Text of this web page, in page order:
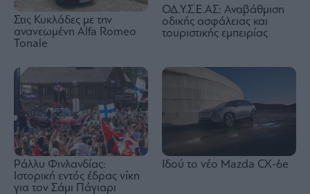
Στις Κυκλάδες με την
ανανεωμένη Alfa Romeo
Tonale
ΟΔ.Υ.Σ.Ε.ΑΣ: Αναβάθμιση
οδικής ασφάλειας και
τουριστικής εμπειρίας
Ράλλυ Φινλανδίας:
Ιστορική εντός έδρας νίκη
για τον Σάμι Πάγιαρι
Ιδού το νέο Mazda CX-6e